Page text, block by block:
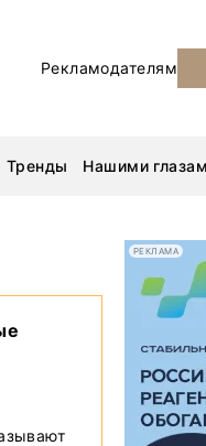
Рекламодателям
Тренды Нашими
Уголь России и
MiningWorld
ДП Подкаст.
РЕКЛАМА